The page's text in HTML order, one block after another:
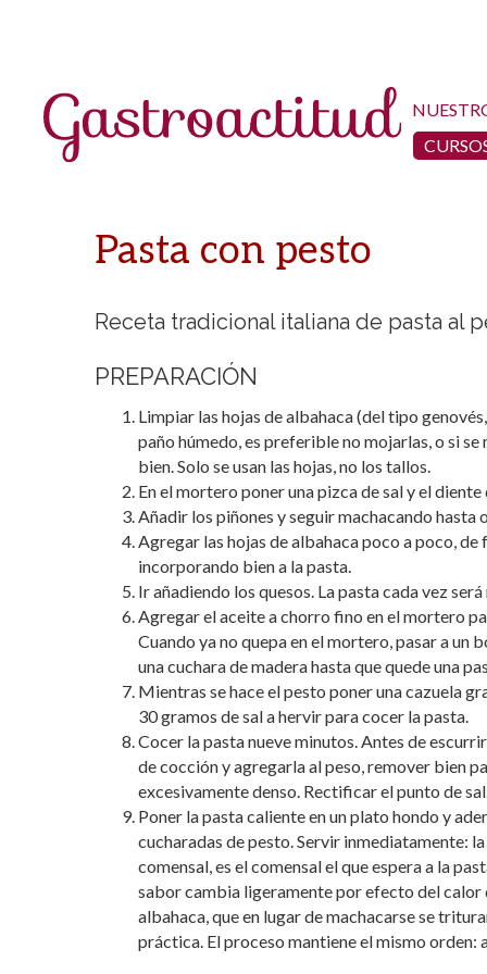
Pasta con pesto
Receta tradicional italiana de pasta al
PREPARACIÓN
Limpiar las hojas de albahaca (del tipo
paño húmedo, es preferible no mojarlas, o si se
bien. Solo se usan las hojas, no los tallos.
En el mortero poner una pizca de sal y el diente
Añadir los piñones y seguir machacando hasta
Agregar las hojas de albahaca poco a poco, de
incorporando bien a la pasta.
Ir añadiendo los quesos. La pasta cada vez será
Agregar el aceite a chorro fino en el mortero
Cuando ya no quepa en el mortero, pasar a un
una cuchara de madera hasta que quede una
Mientras se hace el pesto poner una cazuela
30 gramos de sal a hervir para cocer la pasta.
Cocer la pasta nueve minutos. Antes de
de cocción y agregarla al peso, remover bien
excesivamente denso. Rectificar el punto de sal.
Poner la pasta caliente en un plato hondo y
cucharadas de pesto. Servir inmediatamente:
comensal, es el comensal el que espera a la
sabor cambia ligeramente por efecto del calor
albahaca, que en lugar de machacarse se
práctica. El proceso mantiene el mismo orden: